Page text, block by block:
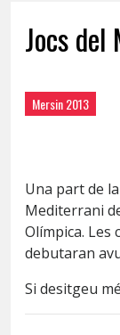
Jocs
Mersin 2013
Una part de
Mediterrani
Olímpica. Les
debutaran
Si desitgeu